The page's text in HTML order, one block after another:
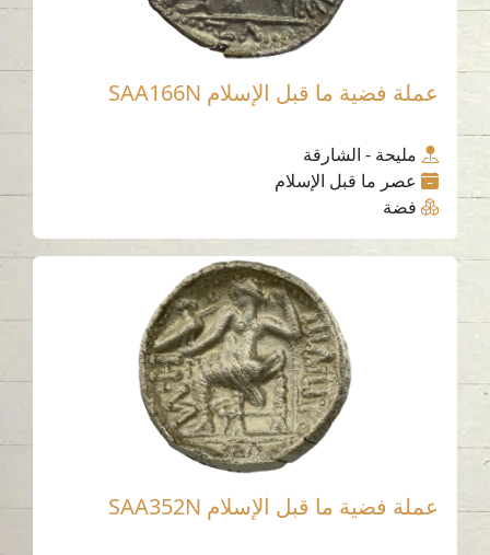
عملة فضية ما قبل الإسلام SAA166N
مليحة - الشارقة
عصر ما قبل الإسلام
فضة
عملة فضية ما قبل الإسلام SAA352N